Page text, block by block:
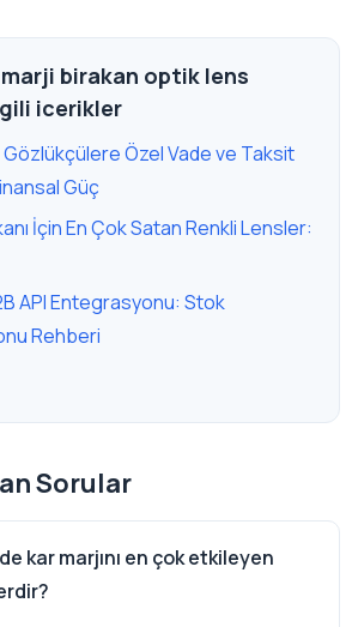
birakan optik lens
icerikler
Özel Vade ve Taksit
Güç
İçin En Çok Satan Renkli Lensler:
API Entegrasyonu: Stok
Rehberi
Sorular
kar marjını en çok etkileyen